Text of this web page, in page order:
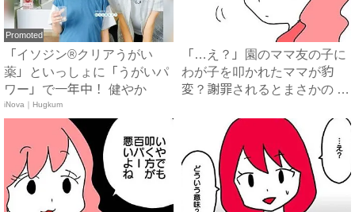
Promoted
「イソジン®クリアうがい
薬」といっしょに「うがいパ
ワー」で一年中！ 健やか
iNova｜Hugkum
「…え？」園のママ友の子に
わが子を叩かれたママが豹
変？謝罪されるとまさかの #